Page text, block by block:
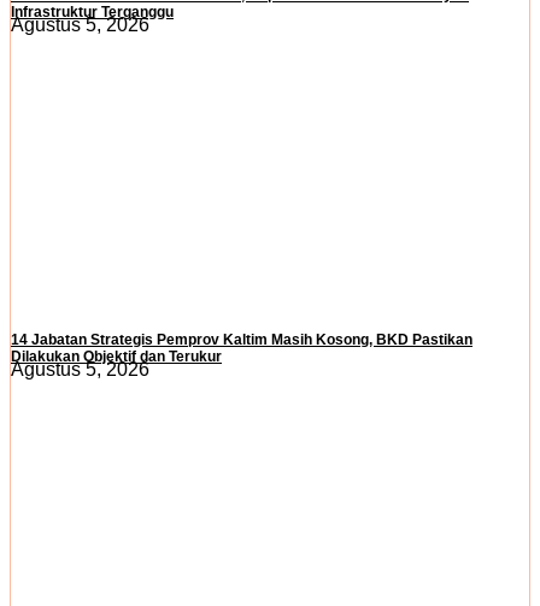
Infrastruktur Terganggu
Agustus 5, 2026
14 Jabatan Strategis Pemprov Kaltim Masih Kosong, BKD Pastikan
Dilakukan Objektif dan Terukur
Agustus 5, 2026